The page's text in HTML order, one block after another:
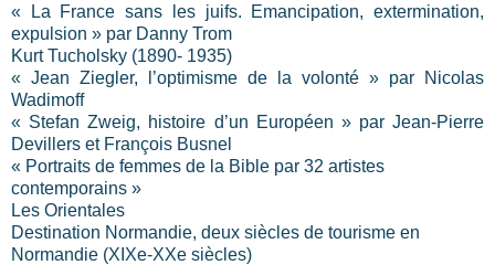
« La France sans les juifs. Emancipation, extermination,
expulsion » par Danny Trom
Kurt Tucholsky (1890- 1935)
« Jean Ziegler, l’optimisme de la volonté » par Nicolas
Wadimoff
« Stefan Zweig, histoire d’un Européen » par Jean-Pierre
Devillers et François Busnel
« Portraits de femmes de la Bible par 32 artistes
contemporains »
Les Orientales
Destination Normandie, deux siècles de tourisme en
Normandie (XIXe-XXe siècles)